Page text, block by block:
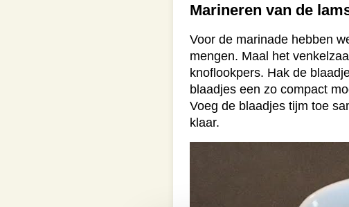
Marineren van de
Voor de marinade hebben
mengen. Maal het
knoflookpers. Hak de
blaadjes een zo compact
Voeg de blaadjes tijm toe
klaar.